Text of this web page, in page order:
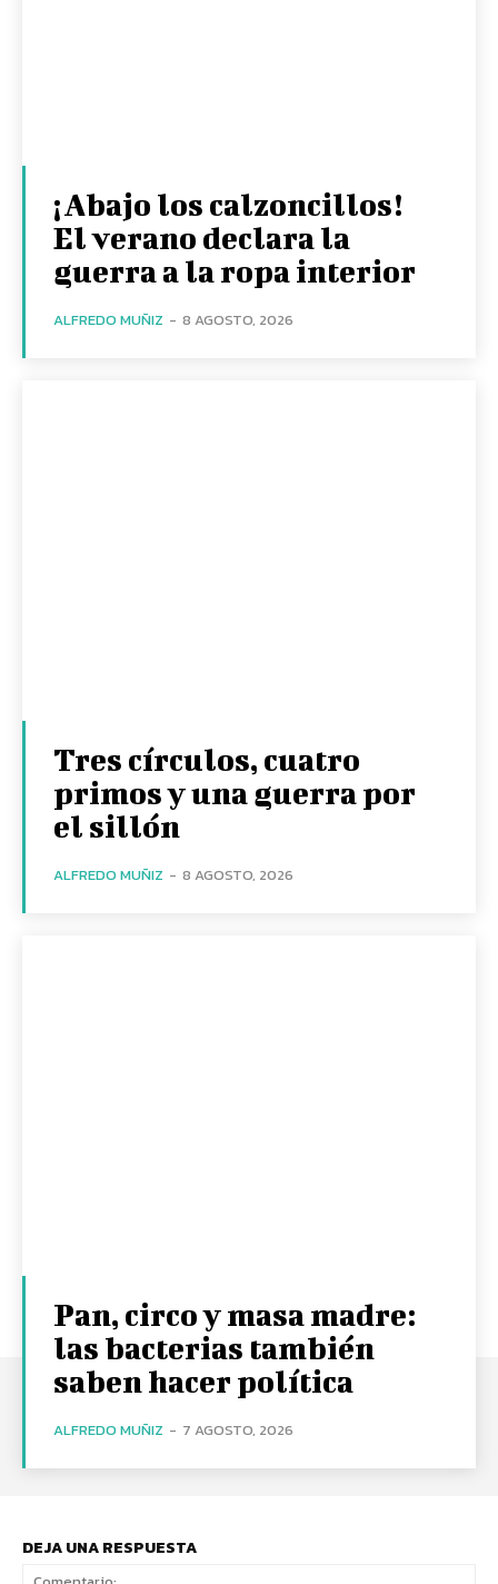
¡Abajo los calzoncillos!
El verano declara la
guerra a la ropa interior
ALFREDO MUÑIZ - 8 AGOSTO, 2026
Tres círculos, cuatro
primos y una guerra por
el sillón
ALFREDO MUÑIZ - 8 AGOSTO, 2026
Pan, circo y masa madre:
las bacterias también
saben hacer política
ALFREDO MUÑIZ - 7 AGOSTO, 2026
DEJA UNA RESPUESTA